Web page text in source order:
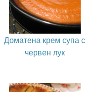
Доматена крем супа с
червен лук